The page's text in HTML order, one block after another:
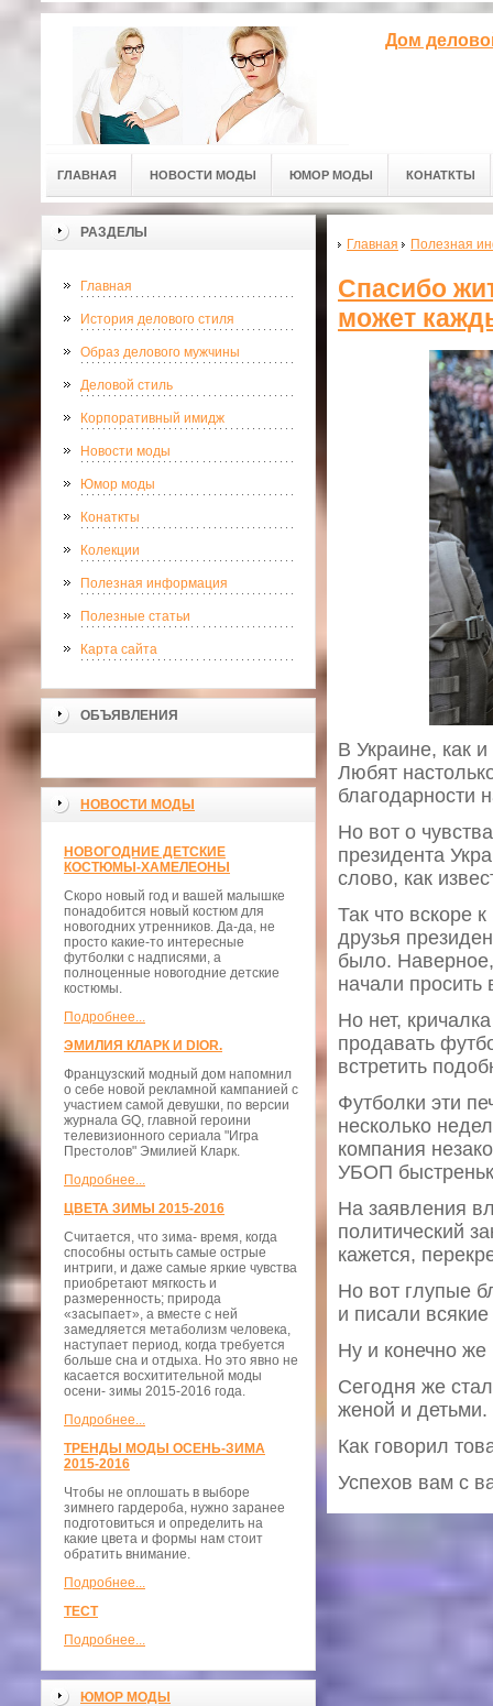
Дом
ГЛАВНАЯ НОВОСТИ МОДЫ ЮМОР МОДЫ КОНАТКТЫ
РАЗДЕЛЫ
Главная
История делового стиля
Образ делового мужчины
Деловой стиль
Корпоративный имидж
Новости моды
Юмор моды
Конаткты
Колекции
Полезная информация
Полезные статьи
Карта сайта
ОБЪЯВЛЕНИЯ
НОВОСТИ МОДЫ
НОВОГОДНИЕ ДЕТСКИЕ
КОСТЮМЫ-ХАМЕЛЕОНЫ
Скоро новый год и вашей малышке
понадобится новый костюм для
новогодних утренников. Да-да, не
просто какие-то интересные
футболки с надписями, а
полноценные новогодние детские
костюмы.
Подробнее...
ЭМИЛИЯ КЛАРК И DIOR.
Французский модный дом напомнил
о себе новой рекламной кампанией с
участием самой девушки, по версии
журнала GQ, главной героини
телевизионного сериала "Игра
Престолов" Эмилией Кларк.
Подробнее...
ЦВЕТА ЗИМЫ 2015-2016
Считается, что зима- время, когда
способны остыть самые острые
интриги, и даже самые яркие чувства
приобретают мягкость и
размеренность; природа
«засыпает», а вместе с ней
замедляется метаболизм человека,
наступает период, когда требуется
больше сна и отдыха. Но это явно не
касается восхитительной моды
осени- зимы 2015-2016 года.
Подробнее...
ТРЕНДЫ МОДЫ ОСЕНЬ-ЗИМА
2015-2016
Чтобы не оплошать в выборе
зимнего гардероба, нужно заранее
подготовиться и определить на
какие цвета и формы нам стоит
обратить внимание.
Подробнее...
ТЕСТ
Подробнее...
ЮМОР МОДЫ
Главная Полезная
Спасибо
может
В Украине, как
Любят
благодарности
Но вот о
президента
слово, как
Так что вскоре
друзья
было.
начали
Но нет,
продавать
встретить
Футболки эти
несколько
компания
УБОП
На заявления
политический
кажется,
Но вот глупые
и писали
Ну и конечно же
Сегодня же
женой и детьми.
Как говорил
Успехов вам с